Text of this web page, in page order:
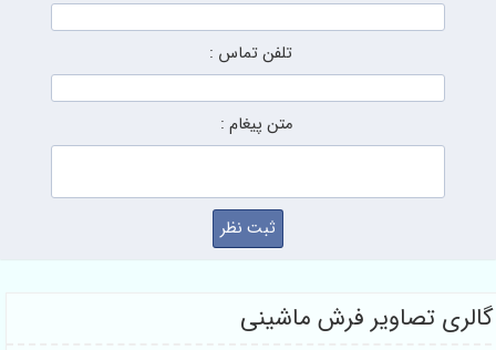
تلفن تماس :
متن پیغام :
گالری تصاویر فرش ماشینی